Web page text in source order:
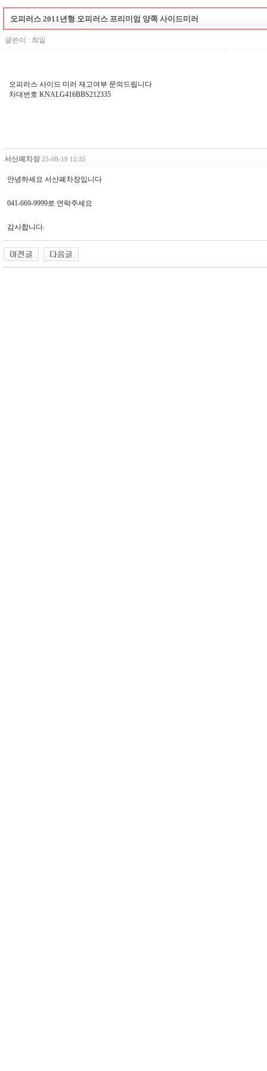
오피러스 2011년형 오피러스 프리미엄 양쪽 사이드미러
글쓴이 : 최일
오피러스 사이드 미러 재고여부 문의드립니다
차대번호 KNALG416BBS212335
서산폐차장 25-08-19 12:35
안녕하세요 서산폐차장입니다
041-669-9999로 연락주세요
감사합니다.